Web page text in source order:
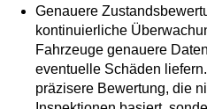
Genauere
kontinuierliche
Fahrzeuge genauere
eventuelle Schäden
präzisere Bewertung, die